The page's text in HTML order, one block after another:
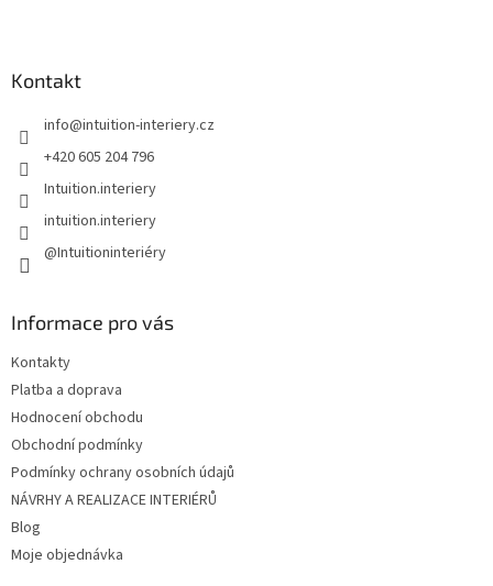
Kontakt
info@intuition-interiery.cz
+420 605 204 796
Intuition.interiery
intuition.interiery
@Intuitioninteriéry
Informace pro vás
Kontakty
Platba a doprava
Hodnocení obchodu
Obchodní podmínky
Podmínky ochrany osobních údajů
NÁVRHY A REALIZACE INTERIÉRŮ
Blog
Moje objednávka